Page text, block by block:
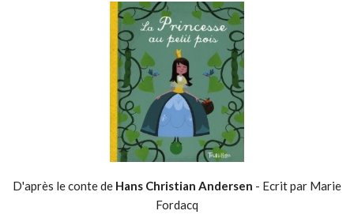
D'après le conte de Hans Christian Andersen - Ecrit par Marie
Fordacq